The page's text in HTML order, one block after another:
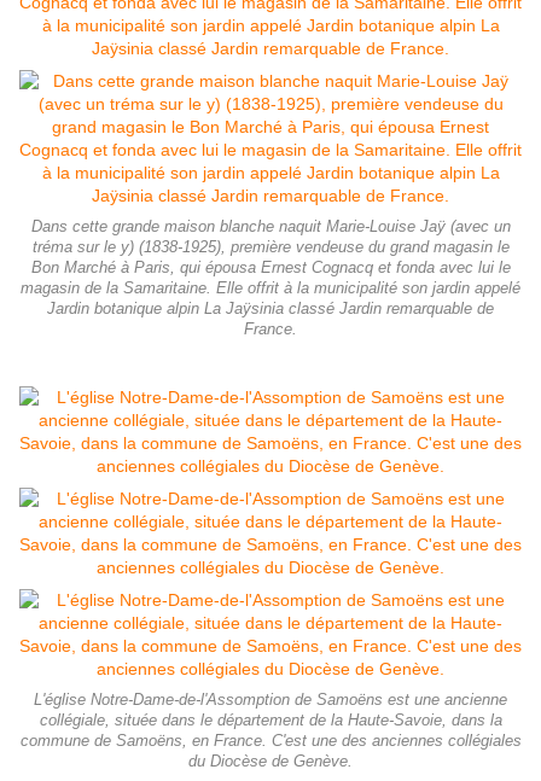
Dans cette grande maison blanche naquit Marie-Louise Jaÿ (avec un
tréma sur le y) (1838-1925), première vendeuse du grand magasin le
Bon Marché à Paris, qui épousa Ernest Cognacq et fonda avec lui le
magasin de la Samaritaine. Elle offrit à la municipalité son jardin appelé
Jardin botanique alpin La Jaÿsinia classé Jardin remarquable de
France.
L'église Notre-Dame-de-l'Assomption de Samoëns est une ancienne
collégiale, située dans le département de la Haute-Savoie, dans la
commune de Samoëns, en France. C'est une des anciennes collégiales
du Diocèse de Genève.